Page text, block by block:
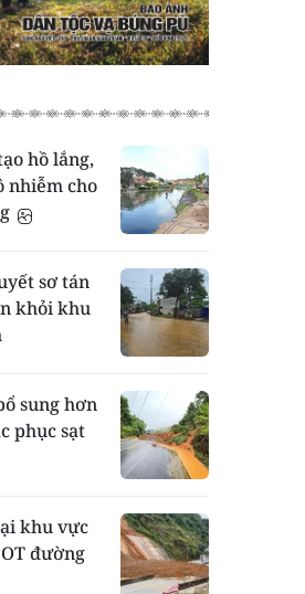
hồ lắng,
nhiễm cho
sơ tán
khỏi khu
sung hơn
phục sạt
khu vực
đường